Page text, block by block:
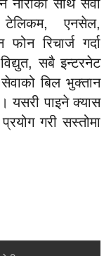
नाराको साथ सेवा
टेलिकम, एनसेल,
फोन रिचार्ज गर्दा
सबै इन्टरनेट
बिल भुक्तान
यसरी पाइने क्यास
गरी सस्तोमा